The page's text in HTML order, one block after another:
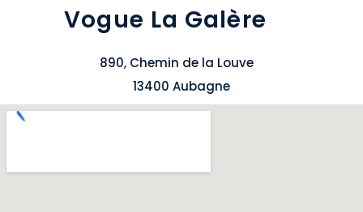
Vogue La Galère
890, Chemin de la Louve
13400 Aubagne